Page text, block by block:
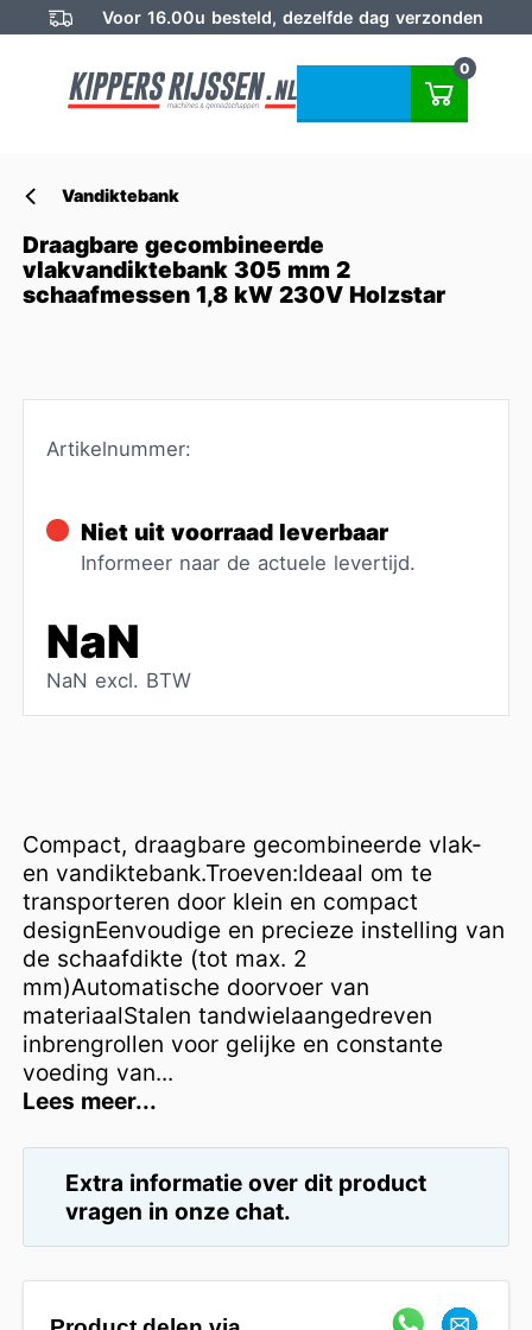
Voor 16.00u besteld, dezelfde dag verzonden
0
Vandiktebank
Draagbare gecombineerde
vlakvandiktebank 305 mm 2
schaafmessen 1,8 kW 230V Holzstar
Artikelnummer:
Niet uit voorraad leverbaar
Informeer naar de actuele levertijd.
NaN
NaN excl. BTW
Compact, draagbare gecombineerde vlak-
en vandiktebank.Troeven:Ideaal om te
transporteren door klein en compact
designEenvoudige en precieze instelling van
de schaafdikte (tot max. 2
mm)Automatische doorvoer van
materiaalStalen tandwielaangedreven
inbrengrollen voor gelijke en constante
voeding van...
Lees meer...
Extra informatie over dit product
vragen in onze chat.